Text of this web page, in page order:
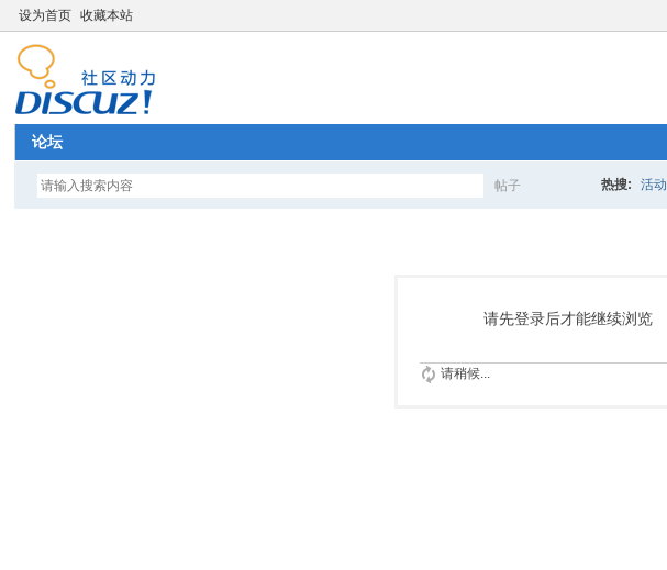
设为首页 收藏本站
论坛
帖子
索
热搜: 活动
请先登录后才能继续浏览
请稍候...